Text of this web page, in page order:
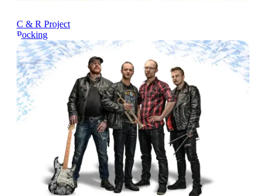
C & R Project
Pocking